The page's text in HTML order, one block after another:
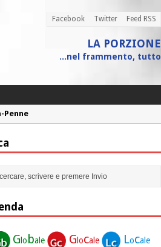
Facebook Twitter Feed RSS
LA PORZIONE
...nel frammento, tutto
Penne
G lobale G locale Locale